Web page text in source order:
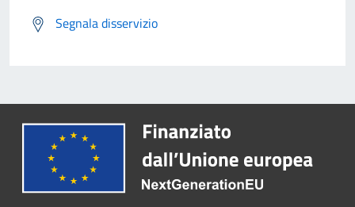
Segnala disservizio